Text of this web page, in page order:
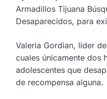
Armadillos Tijuana
Desaparecidos, para
Valeria Gordian, líder
cuales únicamente dos
adolescentes que
de recompensa alguna.